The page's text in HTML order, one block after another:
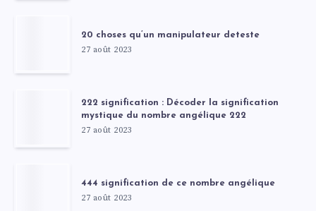
20 choses qu’un manipulateur deteste
27 août 2023
222 signification : Décoder la signification
mystique du nombre angélique 222
27 août 2023
444 signification de ce nombre angélique
27 août 2023